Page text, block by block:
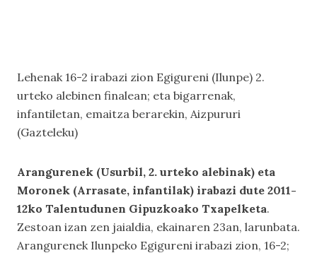
Lehenak 16-2 irabazi zion Egigureni (Ilunpe) 2.
urteko alebinen finalean; eta bigarrenak,
infantiletan, emaitza berarekin, Aizpururi
(Gazteleku)
Arangurenek (Usurbil, 2. urteko alebinak) eta
Moronek (Arrasate, infantilak) irabazi dute 2011-
12ko Talentudunen Gipuzkoako Txapelketa.
Zestoan izan zen jaialdia, ekainaren 23an, larunbata.
Arangurenek Ilunpeko Egigureni irabazi zion, 16-2;